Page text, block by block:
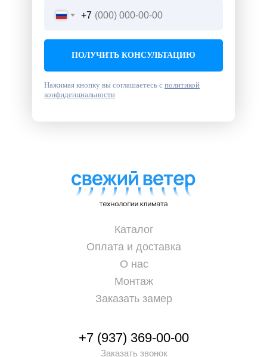
+7
ПОЛУЧИТЬ КОНСУЛЬТАЦИЮ
Нажимая кнопку вы соглашаетесь с политикой
конфиденциальности
+7 (937) 369-00-00
Заказать звонок
Каталог
Оплата и доставка
О нас
Монтаж
Заказать замер